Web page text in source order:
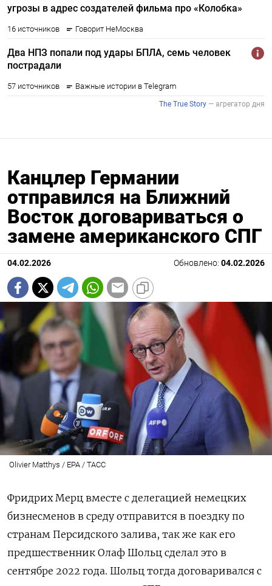
Канцлер Германии
отправился на Ближний
Восток договариваться о
замене американского СПГ
04.02.2026 Обновлено: 04.02.2026
Olivier Matthys / EPA / ТАСС
Фридрих Мерц вместе с делегацией немецких
бизнесменов в среду отправится в поездку по
странам Персидского залива, так же как его
предшественник Олаф Шольц сделал это в
сентябре 2022 года. Шольц тогда договаривался с